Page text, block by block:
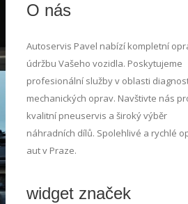
O nás
Autoservis Pavel nabízí kompletní
údržbu Vašeho vozidla. Poskytujeme
profesionální služby v oblasti
mechanických oprav. Navštivte nás
kvalitní pneuservis a široký výběr
náhradních dílů. Spolehlivé a rychlé
aut v Praze.
widget značek